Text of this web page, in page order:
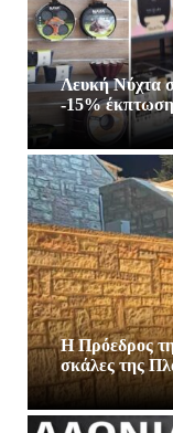
Λευκή Νύχτα
-15%
Η Πρόεδρος
σκάλες της